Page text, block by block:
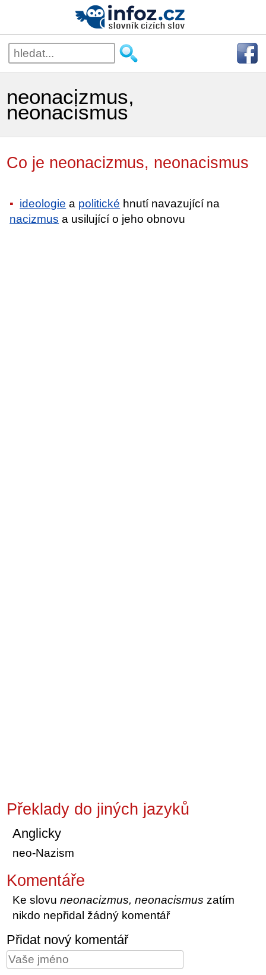
neonacizmus,
neonacismus
Co je neonacizmus, neonacismus
ideologie a politické hnutí navazující na
nacizmus a usilující o jeho obnovu
Překlady do jiných jazyků
Anglicky
neo-Nazism
Komentáře
Ke slovuneonacizmus, neonacismus zatím
nikdo nepřidal žádný komentář
Přidat nový komentář